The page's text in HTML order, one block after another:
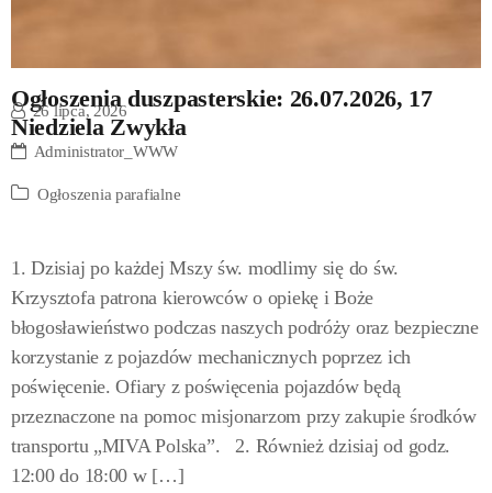
Ogłoszenia duszpasterskie: 26.07.2026, 17
Niedziela Zwykła
26 lipca, 2026
Administrator_WWW
Ogłoszenia parafialne
1. Dzisiaj po każdej Mszy św. modlimy się do św.
Krzysztofa patrona kierowców o opiekę i Boże
błogosławieństwo podczas naszych podróży oraz bezpieczne
korzystanie z pojazdów mechanicznych poprzez ich
poświęcenie. Ofiary z poświęcenia pojazdów będą
przeznaczone na pomoc misjonarzom przy zakupie środków
transportu „MIVA Polska”. 2. Również dzisiaj od godz.
12:00 do 18:00 w […]